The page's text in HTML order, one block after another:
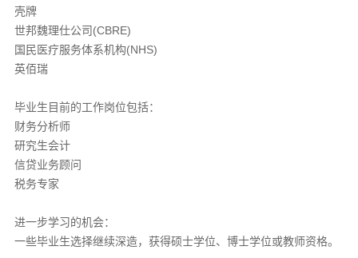
壳牌
世邦魏理仕公司(CBRE)
国民医疗服务体系机构(NHS)
英佰瑞
毕业生目前的工作岗位包括：
财务分析师
研究生会计
信贷业务顾问
税务专家
进一步学习的机会：
一些毕业生选择继续深造，获得硕士学位、博士学位或教师资格。